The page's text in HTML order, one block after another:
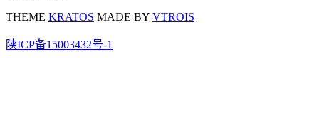
THEME KRATOS MADE BY VTROIS
陕ICP备15003432号-1